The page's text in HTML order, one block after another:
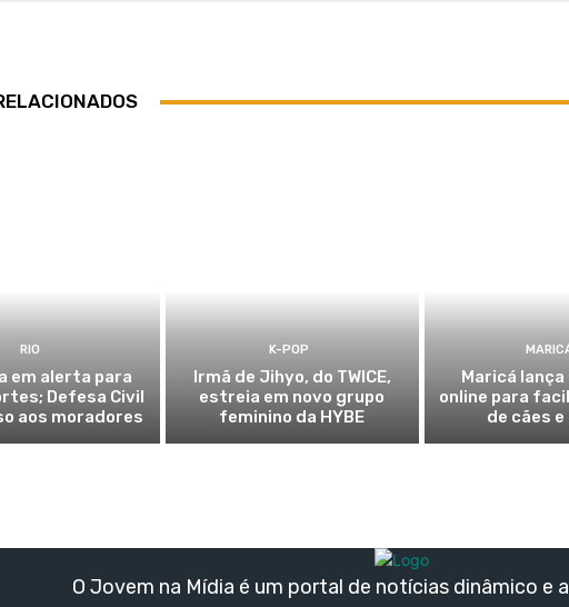
RIO
em alerta para
Defesa Civil
aos moradores
K-POP
Irmã de Jihyo, do TWICE,
estreia em novo grupo
feminino da HYBE
Maricá
online para
de cães
O Jovem na Mídia é um portal de notícias dinâmico